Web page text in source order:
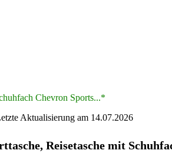
Chevron Sports...*
Aktualisierung am 14.07.2026
Reisetasche mit